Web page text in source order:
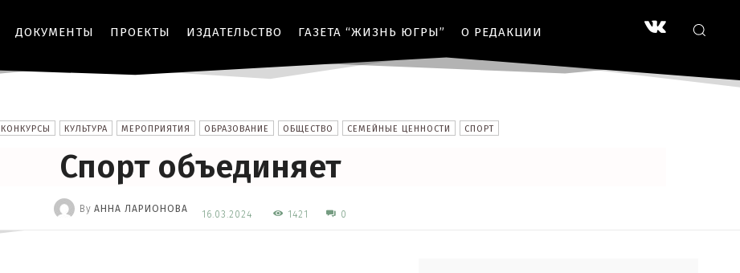
ДОКУМЕНТЫ ПРОЕКТЫ ИЗДАТЕЛЬСТВО ГАЗЕТА “ЖИЗНЬ ЮГРЫ” О РЕДАКЦИИ
КОНКУРСЫ КУЛЬТУРА МЕРОПРИЯТИЯ ОБРАЗОВАНИЕ ОБЩЕСТВО СЕМЕЙНЫЕ ЦЕННОСТИ СПОРТ
Спорт объединяет
By АННА ЛАРИОНОВА 16.03.2024 1421 0